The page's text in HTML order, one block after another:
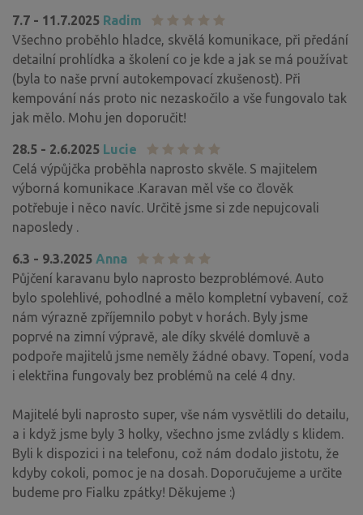
7.7 - 11.7.2025 Radim
Všechno proběhlo hladce, skvělá komunikace, při předání
detailní prohlídka a školení co je kde a jak se má používat
(byla to naše první autokempovací zkušenost). Při
kempování nás proto nic nezaskočilo a vše fungovalo tak
jak mělo. Mohu jen doporučit!
28.5 - 2.6.2025 Lucie
Celá výpůjčka proběhla naprosto skvěle. S majitelem
výborná komunikace .Karavan měl vše co člověk
potřebuje i něco navíc. Určitě jsme si zde nepujcovali
naposledy .
6.3 - 9.3.2025 Anna
Půjčení karavanu bylo naprosto bezproblémové. Auto
bylo spolehlivé, pohodlné a mělo kompletní vybavení, což
nám výrazně zpříjemnilo pobyt v horách. Byly jsme
poprvé na zimní výpravě, ale díky skvélé domluvě a
podpoře majitelů jsme neměly žádné obavy. Topení, voda
i elektřina fungovaly bez problémů na celé 4 dny.
Majitelé byli naprosto super, vše nám vysvětlili do detailu,
a i když jsme byly 3 holky, všechno jsme zvládly s klidem.
Byli k dispozici i na telefonu, což nám dodalo jistotu, že
kdyby cokoli, pomoc je na dosah. Doporučujeme a určite
budeme pro Fialku zpátky! Děkujeme :)